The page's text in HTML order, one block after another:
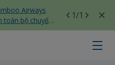
Airways
toàn bộ chuyến
ga T3 Tân
1/1